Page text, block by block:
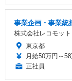
事業企画・事業統
株式会社レコモット
東京都
月給50万円～
正社員